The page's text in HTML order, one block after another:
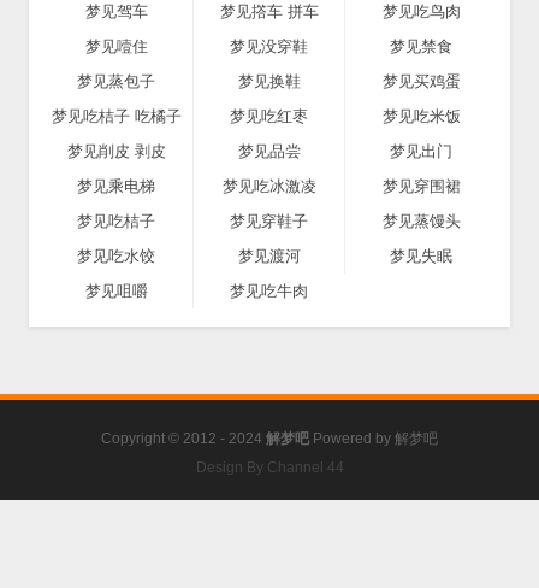
梦见驾车
梦见撘车 拼车
梦见吃鸟肉
梦见噎住
梦见没穿鞋
梦见禁食
梦见蒸包子
梦见换鞋
梦见买鸡蛋
梦见吃桔子 吃橘子
梦见吃红枣
梦见吃米饭
梦见削皮 剥皮
梦见品尝
梦见出门
梦见乘电梯
梦见吃冰激凌
梦见穿围裙
梦见吃桔子
梦见穿鞋子
梦见蒸馒头
梦见吃水饺
梦见渡河
梦见失眠
梦见咀嚼
梦见吃牛肉
Copyright © 2012 - 2024 解梦吧 Powered by 解梦吧
Design By Channel 44